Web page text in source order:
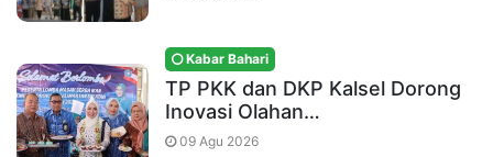
Kabar Bahari
TP PKK dan DKP Kalsel Dorong
Inovasi Olahan…
09 Agu 2026